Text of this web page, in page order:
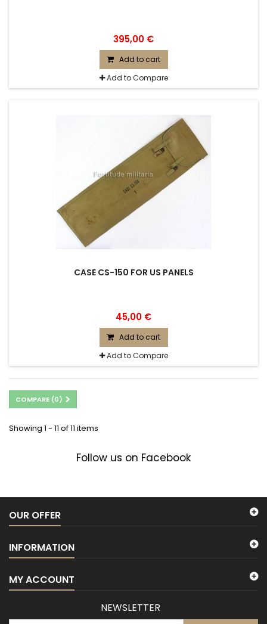
395,00 €
Add to cart
Add to Compare
CASE CS-150 FOR US PANELS
45,00 €
Add to cart
Add to Compare
COMPARE (0)
Showing 1 - 11 of 11 items
Follow us on Facebook
OUR OFFER
INFORMATION
MY ACCOUNT
NEWSLETTER